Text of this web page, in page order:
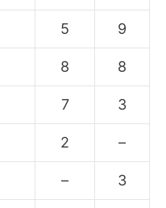
5 9
8 8
7 3
2 –
– 3